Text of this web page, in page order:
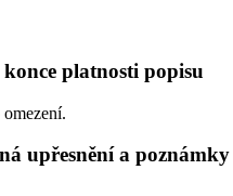
platnosti popisu
upřesnění a